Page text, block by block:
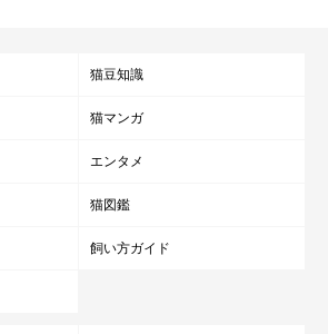
猫豆知識
猫マンガ
エンタメ
猫図鑑
飼い方ガイド